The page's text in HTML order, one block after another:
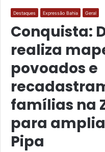
Destaques Expressão Bahia Geral
Conquista:
realiza
povoados e
famílias na
para
Pipa